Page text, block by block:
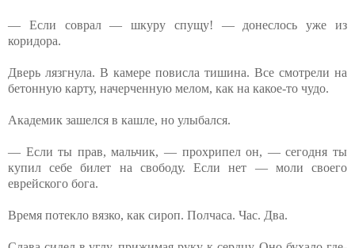
— Если соврал — шкуру спущу! — донеслось уже из
коридора.
Дверь лязгнула. В камере повисла тишина. Все смотрели на
бетонную карту, начерченную мелом, как на какое-то чудо.
Академик зашелся в кашле, но улыбался.
— Если ты прав, мальчик, — прохрипел он, — сегодня ты
купил себе билет на свободу. Если нет — моли своего
еврейского бога.
Время потекло вязко, как сироп. Полчаса. Час. Два.